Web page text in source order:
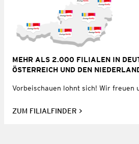
MEHR ALS 2.000 FILIALEN IN
ÖSTERREICH UND DEN
Vorbeischauen lohnt sich! Wir freuen
ZUM FILIALFINDER